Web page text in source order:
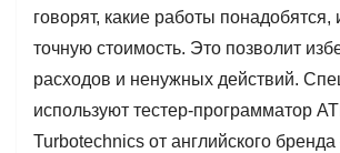
говорят, какие работы
точную стоимость. Это позволит
расходов и ненужных действий.
используют тестер-программатор
Turbotechnics от английского